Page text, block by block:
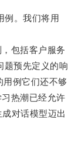
例。我们将用
包括客户服务
题预先定义的响
例它们还不够
热潮已经允许
对话模型迈出